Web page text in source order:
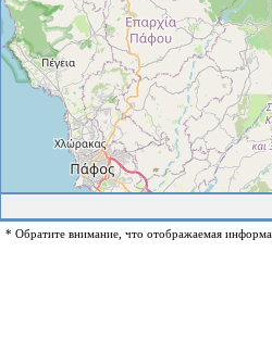
* Обратите внимание, что отображаемая